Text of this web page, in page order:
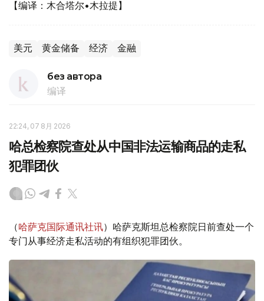
【编译：木合塔尔•木拉提】
美元 黄金储备 经济 金融
без автора
编译
22:24, 07 8月 2026
哈总检察院查处从中国非法运输商品的走私
犯罪团伙
（哈萨克国际通讯社讯）哈萨克斯坦总检察院日前查处一个
专门从事经济走私活动的有组织犯罪团伙。